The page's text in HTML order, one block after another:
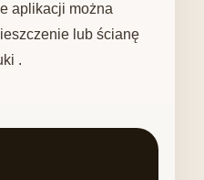
aplikacji można
lub ścianę
.